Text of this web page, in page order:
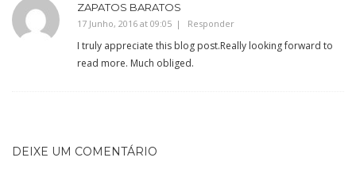
ZAPATOS BARATOS
17 Junho, 2016 at 09:05 Responder
I truly appreciate this blog post.Really looking forward to
read more. Much obliged.
DEIXE UM COMENTÁRIO